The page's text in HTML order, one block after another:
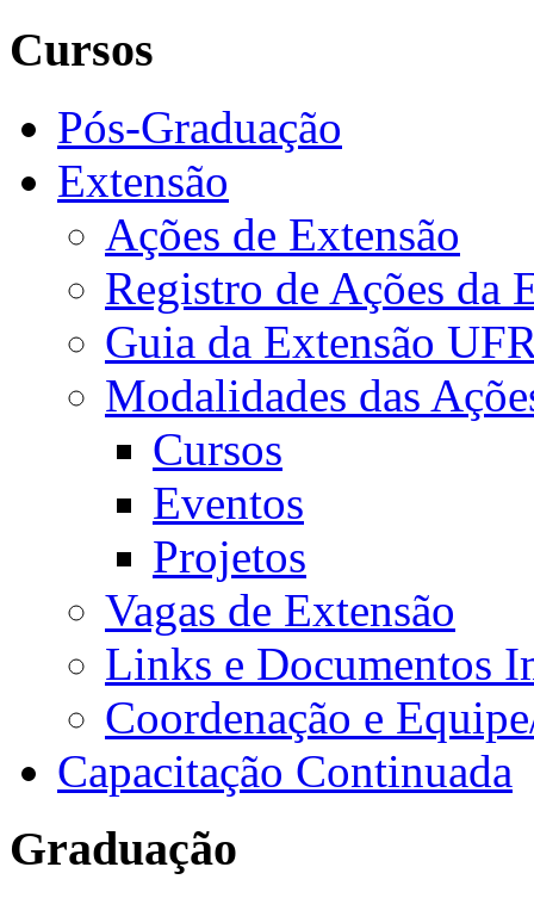
Cursos
Pós-Graduação
Extensão
Ações de Extensão
Registro de Ações da
Guia da Extensão
Modalidades das
Cursos
Eventos
Projetos
Vagas de Extensão
Links e Documentos
Coordenação e
Capacitação Continuada
Graduação